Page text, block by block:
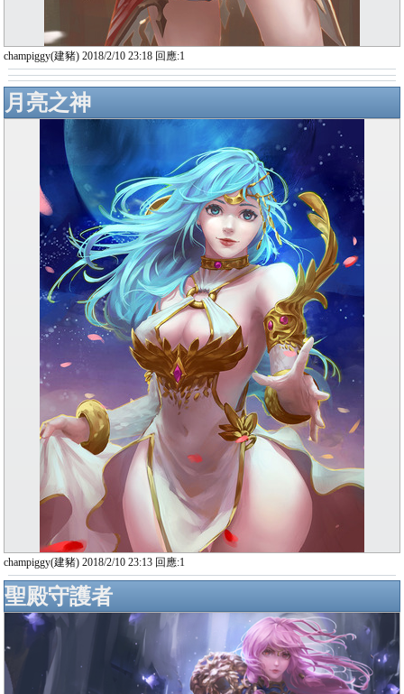
champiggy(建豬) 2018/2/10 23:18 回應:1
月亮之神
champiggy(建豬) 2018/2/10 23:13 回應:1
聖殿守護者